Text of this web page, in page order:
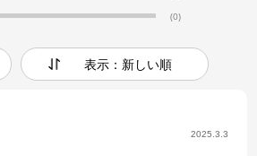
(0)
表示：新しい順
2025.3.3